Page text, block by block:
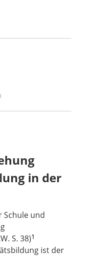
in der
Schule und
S. 38)1
ist der